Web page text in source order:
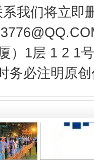
我们将立即
）1层 1 2 1
务必注明原